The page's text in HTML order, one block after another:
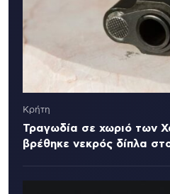
Κρήτη
Τραγωδία σε χωριό των
βρέθηκε νεκρός δίπλα